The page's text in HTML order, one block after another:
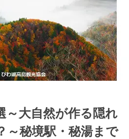
～大自然が作る隠れ
～秘境駅・秘湯まで